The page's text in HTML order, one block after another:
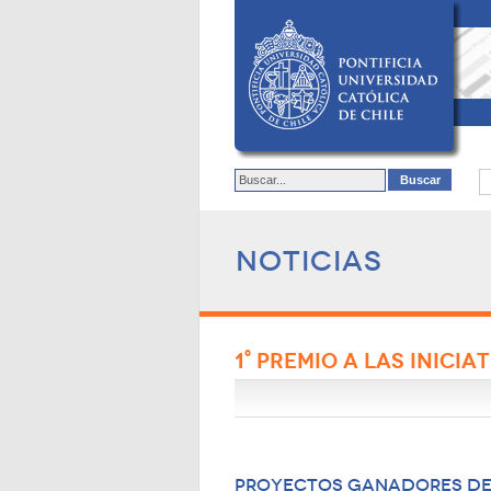
Noticias
1° PREMIO A LAS
Proyectos Ganadores